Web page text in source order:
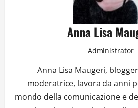
Anna Lisa
Administrator
Anna Lisa Maugeri,
moderatrice, lavora da anni
mondo della comunicazione e